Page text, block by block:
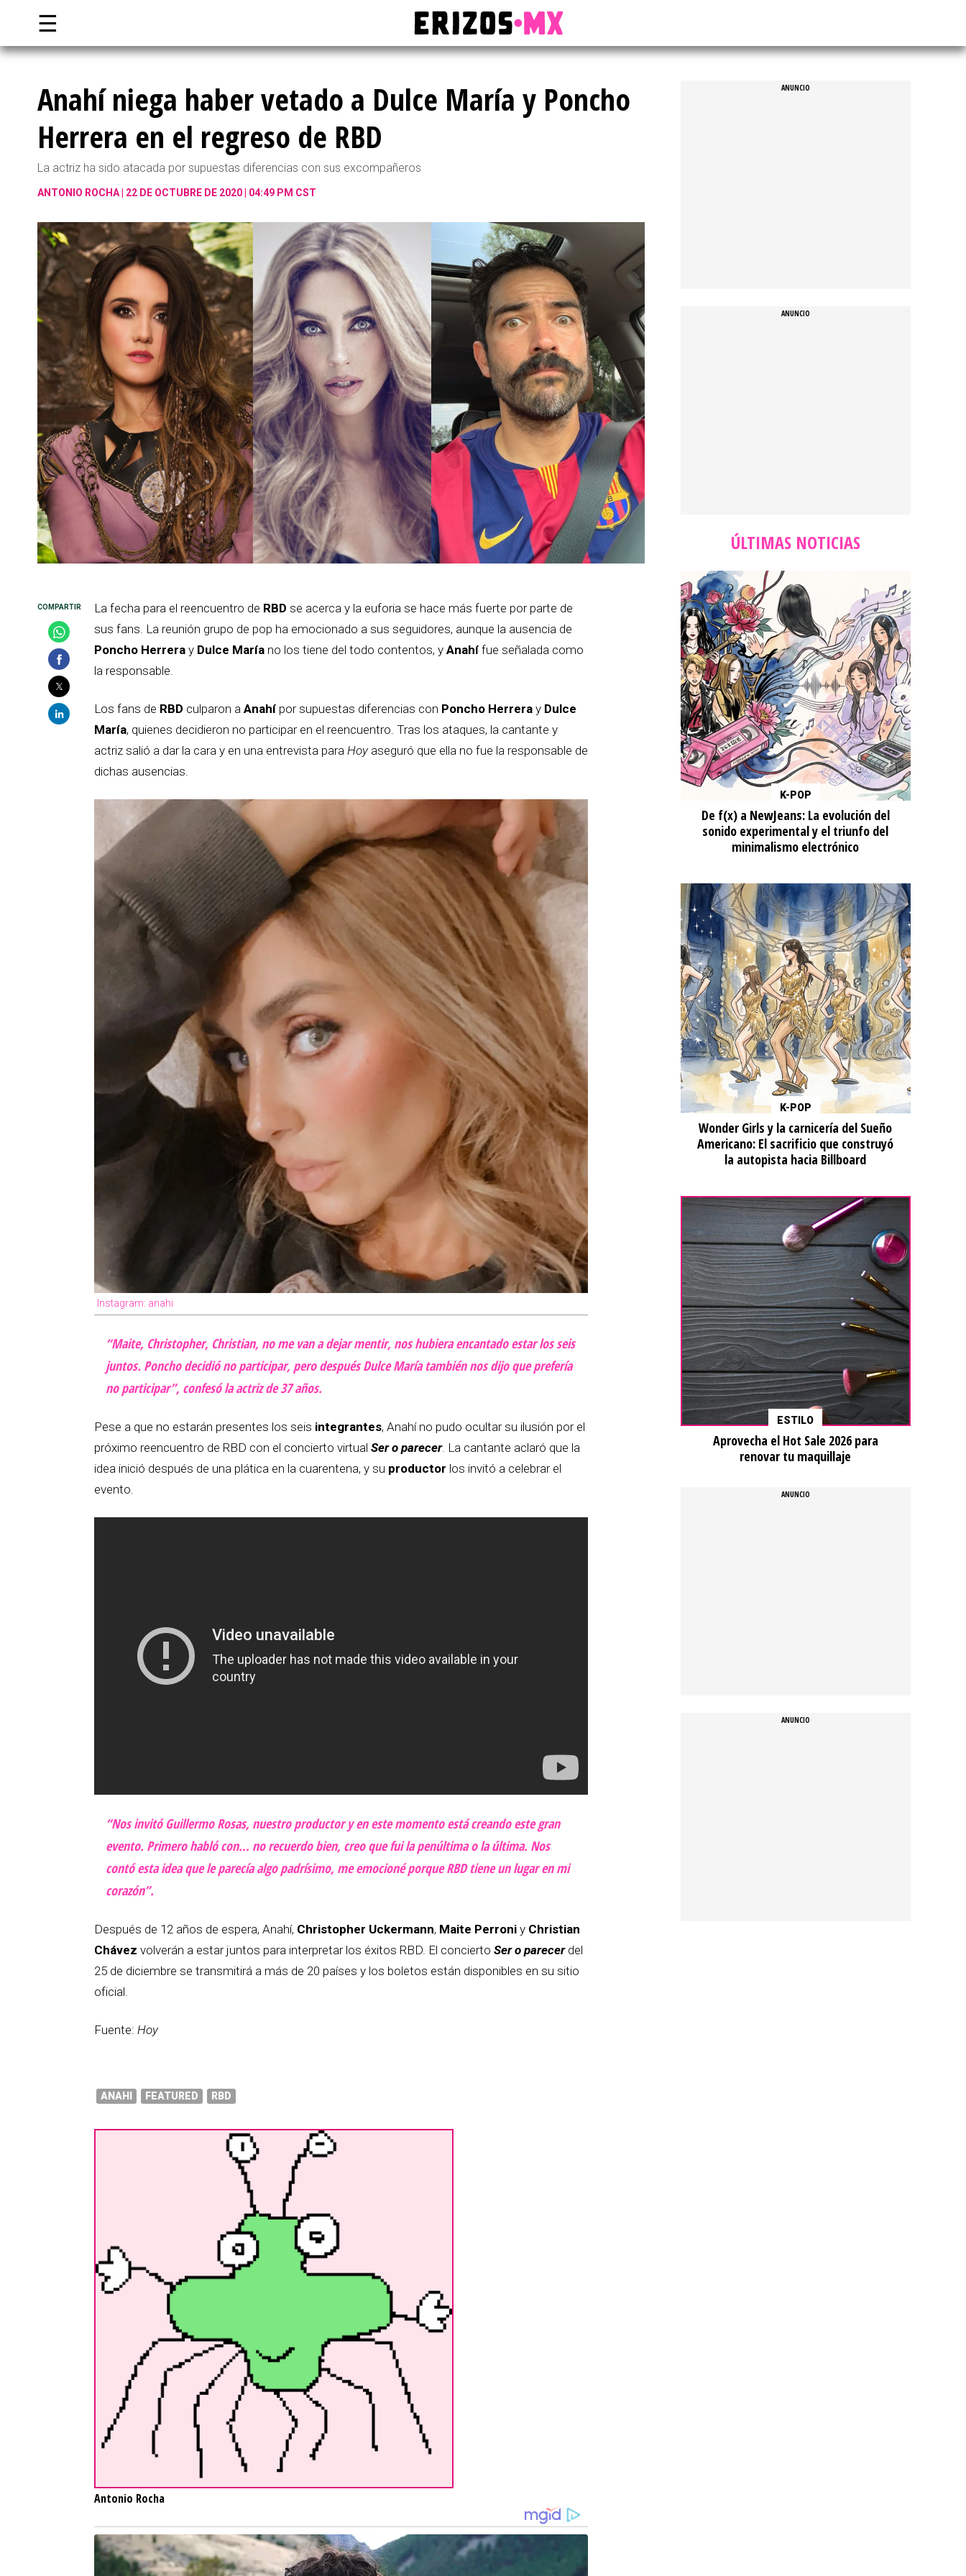
☰
Anahí niega haber vetado a Dulce María y Poncho
Herrera en el regreso de RBD
La actriz ha sido atacada por supuestas diferencias con sus excompañeros
ANTONIO ROCHA 22 DE OCTUBRE DE 2020 | 04:49 PM CST
La fecha para el reencuentro de RBD se acerca y la euforia se hace más fuerte por parte de
sus fans. La reunión grupo de pop ha emocionado a sus seguidores, aunque la ausencia de
Poncho Herrera y Dulce María no los tiene del todo contentos, y Anahí fue señalada como
la responsable.
Los fans de RBD culparon a Anahí por supuestas diferencias con Poncho Herrera y Dulce
María, quienes decidieron no participar en el reencuentro. Tras los ataques, la cantante y
actriz salió a dar la cara y en una entrevista para Hoy aseguró que ella no fue la responsable de
dichas ausencias.
Instagram: anahi
“Maite, Christopher, Christian, no me van a dejar mentir, nos hubiera encantado estar los seis
juntos. Poncho decidió no participar, pero después Dulce María también nos dijo que prefería
no participar”, confesó la actriz de 37 años.
Pese a que no estarán presentes los seis integrantes, Anahí no pudo ocultar su ilusión por el
próximo reencuentro de RBD con el concierto virtual Ser o parecer. La cantante aclaró que la
idea inició después de una plática en la cuarentena, y su productor los invitó a celebrar el
evento.
“Nos invitó Guillermo Rosas, nuestro productor y en este momento está creando este gran
evento. Primero habló con… no recuerdo bien, creo que fui la penúltima o la última. Nos
contó esta idea que le parecía algo padrísimo, me emocioné porque RBD tiene un lugar en mi
corazón”.
Después de 12 años de espera, Anahí, Christopher Uckermann, Maite Perroni y Christian
Chávez volverán a estar juntos para interpretar los éxitos RBD. El concierto Ser o parecerdel
25 de diciembre se transmitirá a más de 20 países y los boletos están disponibles en su sitio
oficial.
Fuente: Hoy
ANAHI FEATURED RBD
Antonio Rocha
ÚLTIMAS NOTICIAS
K-POP
De f(x) a NewJeans: La evolución del
sonido experimental y el triunfo del
minimalismo electrónico
K-POP
Wonder Girls y la carnicería del Sueño
Americano: El sacrificio que construyó
la autopista hacia Billboard
ESTILO
Aprovecha el Hot Sale 2026 para
renovar tu maquillaje